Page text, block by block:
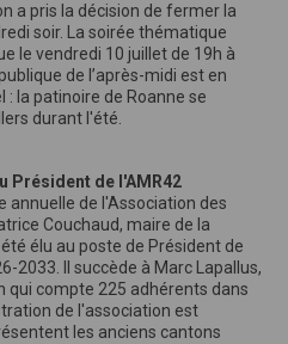
a pris la décision de fermer la
soir. La soirée thématique
le vendredi 10 juillet de 19h à
de l’après-midi est en
la patinoire de Roanne se
durant l'été.
Président de l'AMR42
annuelle de l'Association des
Couchaud, maire de la
élu au poste de Président de
2033. Il succède à Marc Lapallus,
qui compte 225 adhérents dans
de l'association est
les anciens cantons